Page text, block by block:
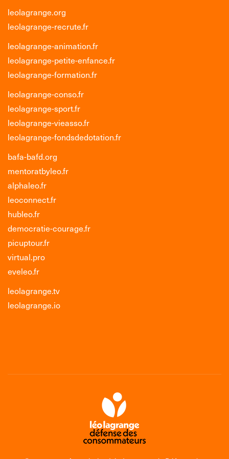
leolagrange.org
leolagrange-recrute.fr
leolagrange-animation.fr
leolagrange-petite-enfance.fr
leolagrange-formation.fr
leolagrange-conso.fr
leolagrange-sport.fr
leolagrange-vieasso.fr
leolagrange-fondsdedotation.fr
bafa-bafd.org
mentoratbyleo.fr
alphaleo.fr
leoconnect.fr
hubleo.fr
democratie-courage.fr
picuptour.fr
virtual.pro
eveleo.fr
leolagrange.tv
leolagrange.io